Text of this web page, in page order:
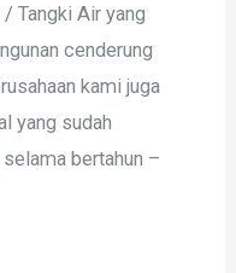
/ Tangki Air yang
cenderung
kami juga
yang sudah
bertahun –